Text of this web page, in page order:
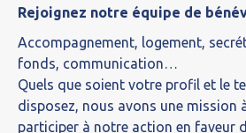
Rejoignez notre équipe de
Accompagnement, logement,
fonds, communication…
Quels que soient votre profil et le
disposez, nous avons une mission
participer à notre action en faveur